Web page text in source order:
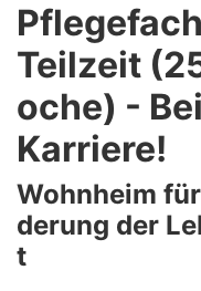
Teilzeit
oche) -
Karriere!
Wohnheim
derung der
t